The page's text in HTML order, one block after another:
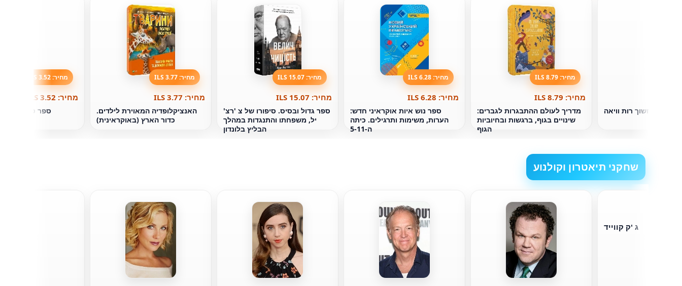
מחיר: 3.52 ILS
מחיר: 3.52 ILS
ספר טיולים
מחיר: 3.77 ILS
מחיר: 3.77 ILS
האנציקלופדיה המאוירת לילדים.
כדור הארץ (באוקראינית)
מחיר: 15.07 ILS
מחיר: 15.07 ILS
ספר גדול ובסיס. סיפורו של צ 'רצ'
יל, משפחתו והתנגדות במהלך
הבליץ בלונדון
מחיר: 6.28 ILS
מחיר: 6.28 ILS
ספר נוש איות אוקראיני חדש:
הערות, משימות ותרגילים. כיתה
ה-5-11
מחיר: 8.79 ILS
מחיר: 8.79 ILS
מדריך לעולם ההתבגרות לגברים:
שינויים בגוף, ברגשות ובחיוביות
הגוף
יער חשוך רות וויאה
שחקני תיאטרון וקולנוע
ג 'ק קווייד